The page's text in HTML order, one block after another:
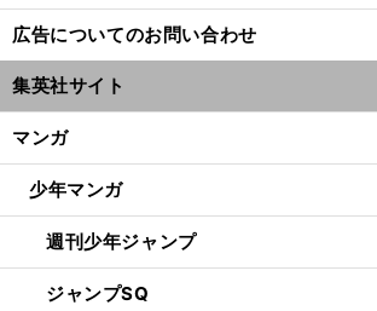
広告についてのお問い合わせ
集英社サイト
マンガ
少年マンガ
週刊少年ジャンプ
ジャンプSQ